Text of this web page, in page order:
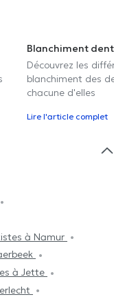
Blanchiment
Découvrez les
blanchiment des
chacune d'elles
Lire l'article complet
à Namur
à Jette